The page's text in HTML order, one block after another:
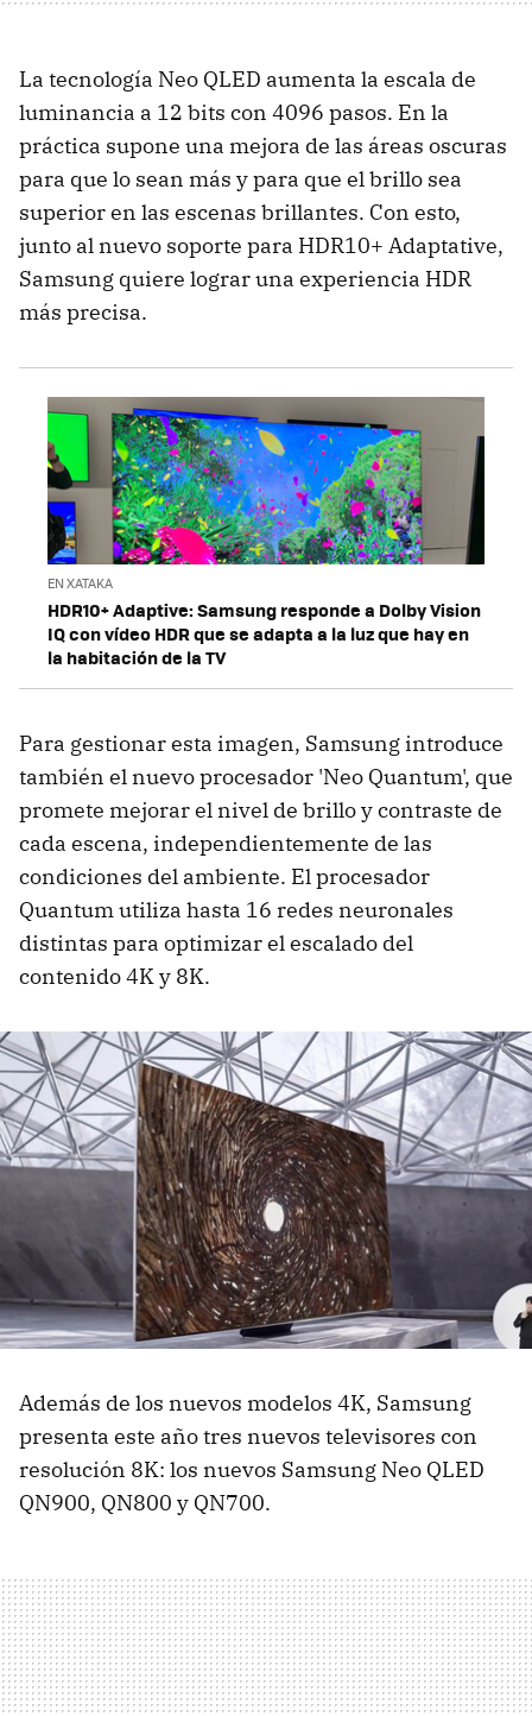
La tecnología Neo QLED aumenta la escala de
luminancia a 12 bits con 4096 pasos. En la
práctica supone una mejora de las áreas oscuras
para que lo sean más y para que el brillo sea
superior en las escenas brillantes. Con esto,
junto al nuevo soporte para HDR10+ Adaptative,
Samsung quiere lograr una experiencia HDR
más precisa.
EN XATAKA
HDR10+ Adaptive: Samsung responde a Dolby Vision
IQ con vídeo HDR que se adapta a la luz que hay en
la habitación de la TV
Para gestionar esta imagen, Samsung introduce
también el nuevo procesador 'Neo Quantum', que
promete mejorar el nivel de brillo y contraste de
cada escena, independientemente de las
condiciones del ambiente. El procesador
Quantum utiliza hasta 16 redes neuronales
distintas para optimizar el escalado del
contenido 4K y 8K.
Además de los nuevos modelos 4K, Samsung
presenta este año tres nuevos televisores con
resolución 8K: los nuevos Samsung Neo QLED
QN900, QN800 y QN700.